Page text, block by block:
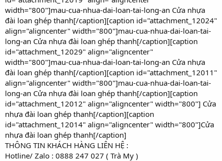
width="800"]mau-cua-nhua-dai-loan-tai-long-an Cửa nhựa
đài loan ghép thanh[/caption][caption id="attachment_12024"
align="aligncenter" width="800"]mau-cua-nhua-dai-loan-tai-
long-an Cửa nhựa đài loan ghép thanh[/caption][caption
id="attachment_12029" align="aligncenter"
width="800"]mau-cua-nhua-dai-loan-tai-long-an Cửa nhựa
đài loan ghép thanh[/caption][caption id="attachment_12011"
align="aligncenter" width="800"]mau-cua-nhua-dai-loan-tai-
long-an Cửa nhựa đài loan ghép thanh[/caption][caption
id="attachment_12012" align="aligncenter" width="800"] Cửa
nhựa đài loan ghép thanh[/caption][caption
id="attachment_12014" align="aligncenter" width="800"]Cửa
nhựa đài loan ghép thanh[/caption]
THÔNG TIN KHÁCH HÀNG LIÊN HỆ :
Hotline/ Zalo : 0888 247 027 ( Trà My )